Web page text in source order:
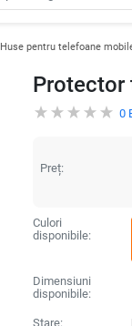
Huse pentru telefoane
Protector
0
Preț:
Culori
disponibile:
Dimensiuni
disponibile:
Stare: